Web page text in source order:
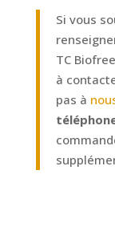
Si vous
TC
à
pas à